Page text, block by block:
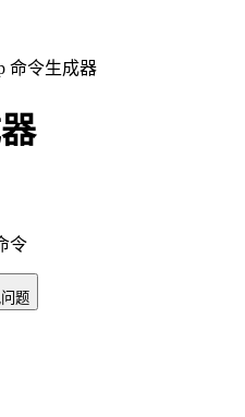
命令生成器
令
题